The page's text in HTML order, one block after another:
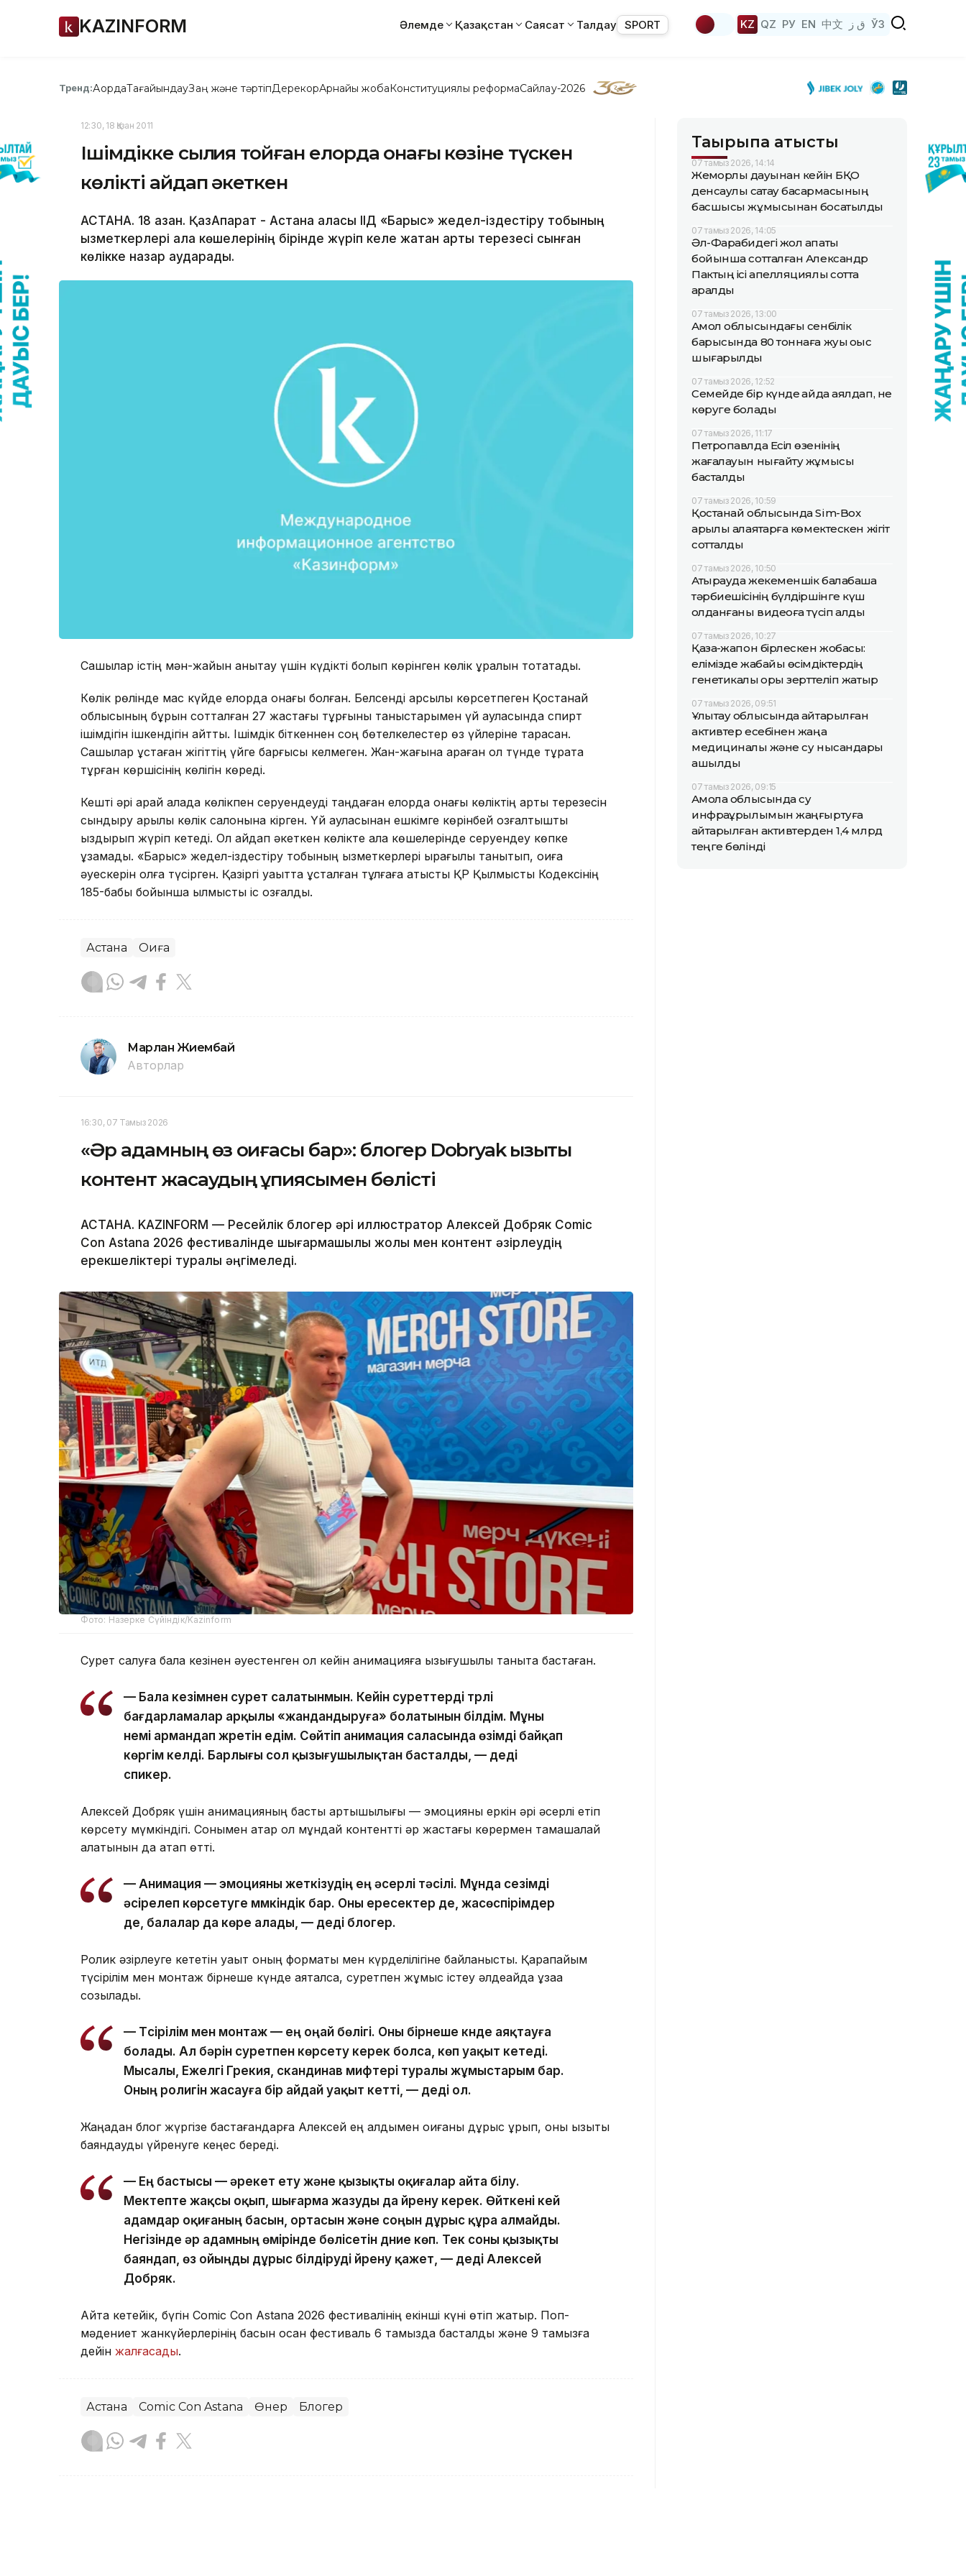
KAZINFORM Әлемде Қазақстан Саясат Талдау SPORT KZ QZ РУ EN 中文 ق ز ЎЗ
Тренд:АқордаТағайындауЗаң және тәртіпДерекқорАрнайы жобаКонституциялық реформаСайлау-2026
12:30, 18 Қазан 2011
Ішімдікке сылқия тойған елорда қонағы көзіне түскен
көлікті айдап әкеткен
АСТАНА. 18 қазан. ҚазАқпарат - Астана қаласы ІІД «Барыс» жедел-іздестіру тобының
қызметкерлері қала көшелерінің бірінде жүріп келе жатқан артқы терезесі сынған
көлікке назар аударады.
Сақшылар істің мән-жайын анықтау үшін күдікті болып көрінген көлік құралын тоқтатады.
Көлік рөлінде мас күйде елорда қонағы болған. Белсенді қарсылық көрсетпеген Қостанай
облысының бұрын сотталған 27 жастағы тұрғыны таныстарымен үй ауласында спирт
ішімдігін ішкендігін айтты. Ішімдік біткеннен соң бөтелкелестер өз үйлеріне тарасқан.
Сақшылар ұстаған жігіттің үйге барғысы келмеген. Жан-жағына қараған ол түнде тұрақта
тұрған көршісінің көлігін көреді.
Кешті әрі қарай қалада көлікпен серуендеуді таңдаған елорда қонағы көліктің артқы терезесін
сындыру арқылы көлік салонына кірген. Үй ауласынан ешкімге көрінбей қозғалтқышты
қыздырып жүріп кетеді. Ол айдап әкеткен көлікте қала көшелерінде серуендеу көпке
ұзамады. «Барыс» жедел-іздестіру тобының қызметкерлері қырағылық танытып, оқиға
әуескерін қолға түсірген. Қазіргі уақытта ұсталған тұлғаға қатысты ҚР Қылмыстық Кодексінің
185-бабы бойынша қылмыстық іс қозғалды.
Астана Оқиға
Марлан Жиембай
Авторлар
16:30, 07 Тамыз 2026
«Әр адамның өз оқиғасы бар»: блогер Dobryak қызықты
контент жасаудың құпиясымен бөлісті
АСТАНА. KAZINFORM — Ресейлік блогер әрі иллюстратор Алексей Добряк Comic
Con Astana 2026 фестивалінде шығармашылық жолы мен контент әзірлеудің
ерекшеліктері туралы әңгімеледі.
Фото: Назерке Сүйіндік/Kazinform
Сурет салуға бала кезінен әуестенген ол кейін анимацияға қызығушылық таныта бастаған.
— Бала кезімнен сурет салатынмын. Кейін суреттерді түрлі
бағдарламалар арқылы «жандандыруға» болатынын білдім. Мұны
үнемі армандап жүретін едім. Сөйтіп анимация саласында өзімді байқап
көргім келді. Барлығы сол қызығушылықтан басталды, — деді
спикер.
Алексей Добряк үшін анимацияның басты артықшылығы — эмоцияны еркін әрі әсерлі етіп
көрсету мүмкіндігі. Сонымен қатар ол мұндай контентті әр жастағы көрермен тамашалай
алатынын да атап өтті.
— Анимация — эмоцияны жеткізудің ең әсерлі тәсілі. Мұнда сезімді
әсірелеп көрсетуге мүмкіндік бар. Оны ересектер де, жасөспірімдер
де, балалар да көре алады, — деді блогер.
Ролик әзірлеуге кететін уақыт оның форматы мен күрделілігіне байланысты. Қарапайым
түсірілім мен монтаж бірнеше күнде аяқталса, суретпен жұмыс істеу әлдеқайда ұзаққа
созылады.
— Түсірілім мен монтаж — ең оңай бөлігі. Оны бірнеше күнде аяқтауға
болады. Ал бәрін суретпен көрсету керек болса, көп уақыт кетеді.
Мысалы, Ежелгі Грекия, скандинав мифтері туралы жұмыстарым бар.
Оның ролигін жасауға бір айдай уақыт кетті, — деді ол.
Жаңадан блог жүргізе бастағандарға Алексей ең алдымен оқиғаны дұрыс құрып, оны қызықты
баяндауды үйренуге кеңес береді.
— Ең бастысы — әрекет ету және қызықты оқиғалар айта білу.
Мектепте жақсы оқып, шығарма жазуды да үйрену керек. Өйткені кей
адамдар оқиғаның басын, ортасын және соңын дұрыс құра алмайды.
Негізінде әр адамның өмірінде бөлісетін дүние көп. Тек соны қызықты
баяндап, өз ойыңды дұрыс білдіруді үйрену қажет, — деді Алексей
Добряк.
Айта кетейік, бүгін Comic Con Astana 2026 фестивалінің екінші күні өтіп жатыр. Поп-
мәдениет жанкүйерлерінің басын қосқан фестиваль 6 тамызда басталды және 9 тамызға
дейін жалғасады.
Астана Comic Con Astana Өнер Блогер
Тақырыпқа қатысты
07 тамыз 2026, 14:14
Жемқорлық дауынан кейін БҚО
денсаулық сақтау басқармасының
басшысы жұмысынан босатылды
07 тамыз 2026, 14:05
Әл-Фарабидегі жол апаты
бойынша сотталған Александр
Пактың ісі апелляциялық сотта
қаралды
07 тамыз 2026, 13:00
Ақмол облысындағы сенбілік
барысында 80 тоннаға жуық қоқыс
шығарылды
07 тамыз 2026, 12:52
Семейде бір күнде қайда аялдап, не
көруге болады
07 тамыз 2026, 11:17
Петропавлда Есіл өзенінің
жағалауын нығайту жұмысы
басталды
07 тамыз 2026, 10:59
Қостанай облысында Sim-Box
арқылы алаяқтарға көмектескен жігіт
сотталды
07 тамыз 2026, 10:50
Атырауда жекеменшік балабақша
тәрбиешісінің бүлдіршінге күш
қолданғаны видеоға түсіп қалды
07 тамыз 2026, 10:27
Қазақ-жапон бірлескен жобасы:
елімізде жабайы өсімдіктердің
генетикалық қоры зерттеліп жатыр
07 тамыз 2026, 09:51
Ұлытау облысында қайтарылған
активтер есебінен жаңа
медициналық және су нысандары
ашылды
07 тамыз 2026, 09:15
Ақмола облысында су
инфрақұрылымын жаңғыртуға
қайтарылған активтерден 1,4 млрд
теңге бөлінді